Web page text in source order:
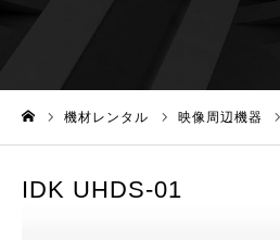
機材レンタル 映像周辺機器
IDK UHDS-01